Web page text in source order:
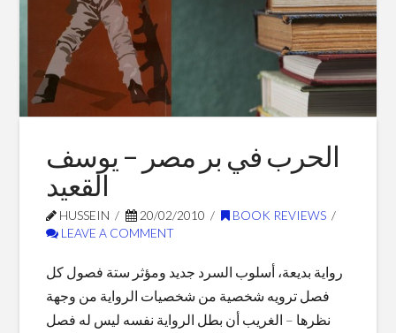
الحرب في بر مصر – يوسف
القعيد
HUSSEIN 20/02/2010
BOOK REVIEWS
LEAVE A COMMENT
رواية بديعة، أسلوب السرد جديد ومؤثر ستة فصول كل
فصل ترويه شخصية من شخصيات الرواية من وجهة
نظرها – الغريب أن بطل الرواية نفسه ليس له فصل